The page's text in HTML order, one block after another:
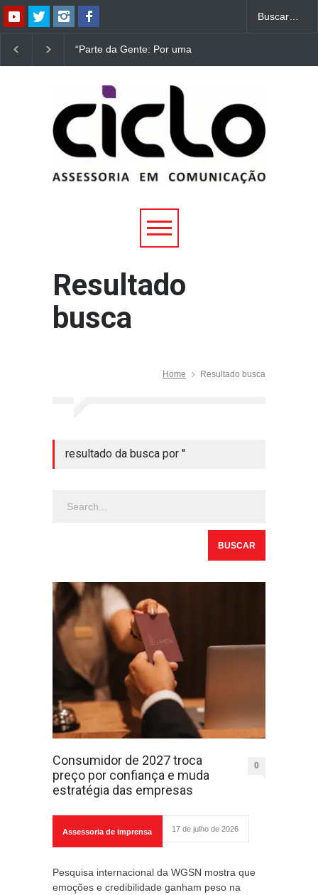
“Parte da Gente: Por uma
é lançado no Brasil às
“O Palhaço e a Bailarina”
Uberlândia
Resultado
busca
Home Resultado busca
resultado da busca por ''
Consumidor de 2027 troca
preço por confiança e muda
estratégia das empresas
0
Assessoria de imprensa 17 de julho de 2026
Pesquisa internacional da WGSN mostra que
emoções e credibilidade ganham peso na